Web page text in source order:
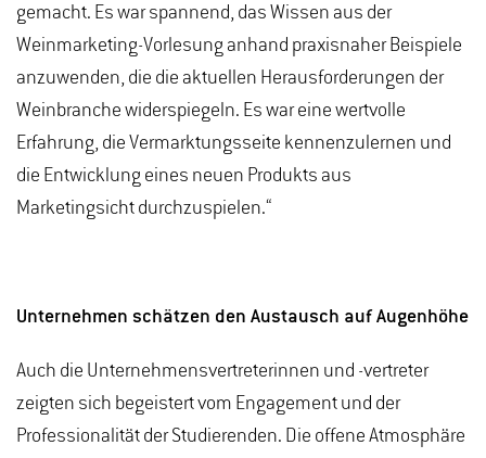
gemacht. Es war spannend, das Wissen aus der
Weinmarketing-Vorlesung anhand praxisnaher Beispiele
anzuwenden, die die aktuellen Herausforderungen der
Weinbranche widerspiegeln. Es war eine wertvolle
Erfahrung, die Vermarktungsseite kennenzulernen und
die Entwicklung eines neuen Produkts aus
Marketingsicht durchzuspielen.“
Unternehmen schätzen den Austausch auf Augenhöhe
Auch die Unternehmensvertreterinnen und -vertreter
zeigten sich begeistert vom Engagement und der
Professionalität der Studierenden. Die offene Atmosphäre